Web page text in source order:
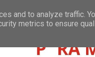
and to analyze traffic.
metrics to ensure